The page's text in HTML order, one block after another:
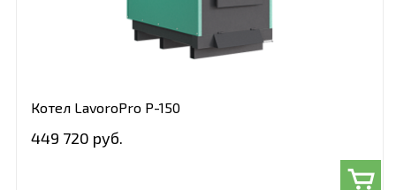
Котел LavoroPro Р-150
449 720 руб.